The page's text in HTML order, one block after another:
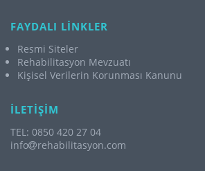
FAYDALI LİNKLER
Resmi Siteler
Rehabilitasyon Mevzuatı
Kişisel Verilerin Korunması Kanunu
İLETİŞİM
TEL: 0850 420 27 04
info
rehabilitasyon.com